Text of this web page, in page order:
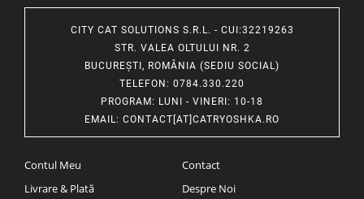
CITY CAT SOLUTIONS S.R.L. - CUI:32219263
STR. VALEA OLTULUI NR. 2
BUCUREȘTI, ROMÂNIA (SEDIU SOCIAL)
TELEFON : 0784.330.220
PROGRAM: LUNI - VINERI: 10-18
EMAIL: CONTACT[AT]CATRYOSHKA.RO
Contul Meu
Livrare & Plată
Contact
Despre Noi